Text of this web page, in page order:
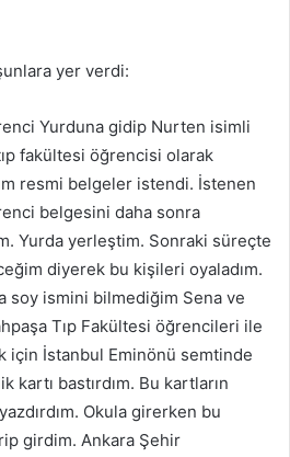
yer verdi:
Yurduna gidip Nurten isimli
fakültesi öğrencisi olarak
resmi belgeler istendi. İstenen
belgesini daha sonra
Yurda yerleştim. Sonraki süreçte
diyerek bu kişileri oyaladım.
soy ismini bilmediğim Sena ve
Tıp Fakültesi öğrencileri ile
için İstanbul Eminönü semtinde
kartı bastırdım. Bu kartların
Okula girerken bu
girdim. Ankara Şehir